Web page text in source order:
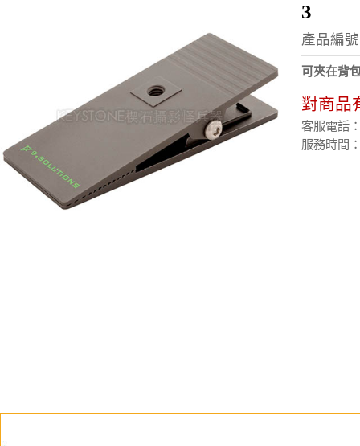
3
產品編
可夾在背
對商品
客服電話
服務時間